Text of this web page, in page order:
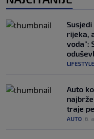
rijeka,
voda":
LIFESTYLE
Auto
traje
AUTO 6.